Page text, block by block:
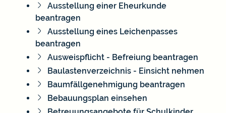
Ausstellung einer Eheurkunde
beantragen
Ausstellung eines Leichenpasses
beantragen
Ausweispflicht - Befreiung beantragen
Baulastenverzeichnis - Einsicht nehmen
Baumfällgenehmigung beantragen
Bebauungsplan einsehen